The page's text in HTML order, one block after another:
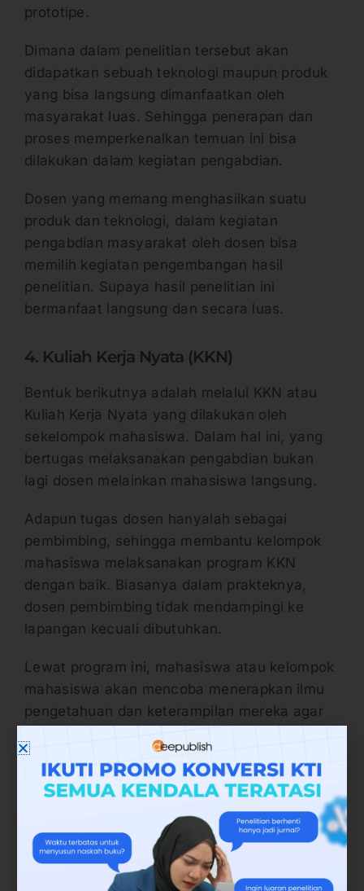
prototipe.
Dimana dalam penelitian tersebut akan
didapatkan sebuah teknologi maupun produk
yang bisa langsung dimanfaatkan oleh
masyarakat luas. Sehingga penerapan dan
proses memperkenalkan temuan ini bisa
dilakukan dalam kegiatan pengabdian.
Dosen yang memang menghasilkan suatu
produk dan teknologi, dalam kegiatan
pengabdian masyarakat oleh dosen bisa
memilih kegiatan pengembangan hasil
penelitian. Supaya hasil penelitian ini
bermanfaat langsung dan secara luas.
4. Kuliah Kerja Nyata (KKN)
Bentuk berikutnya adalah melalui KKN atau
Kuliah Kerja Nyata yang dilakukan oleh
sekelompok mahasiswa. Dalam hal ini, yang
bertugas melaksanakan pengabdian bukan
lagi dosen melainkan mahasiswa langsung.
Adapun tugas dosen hanyalah sebagai
pembimbing, sehingga membantu kelompok
mahasiswa melaksanakan program KKN
dengan baik. Biasanya dalam prakteknya,
dosen pembimbing tidak mendampingi ke
lapangan kecuali dibutuhkan.
Lewat program ini, mahasiswa atau kelompok
mahasiswa akan mencoba menerapkan ilmu
pengetahuan dan keterampilan mereka agar
Bentuk kegiatannya juga sama seperti
kegiatan pengabdian masyarakat oleh dosen.
Misalnya dalam bentuk kegiatan pendidikan,
pelayanan, dan lain sebagainya meskipun
tidak terlalu kompleks.